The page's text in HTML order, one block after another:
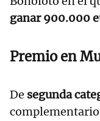
ganar 900.000
Premio en
De segunda